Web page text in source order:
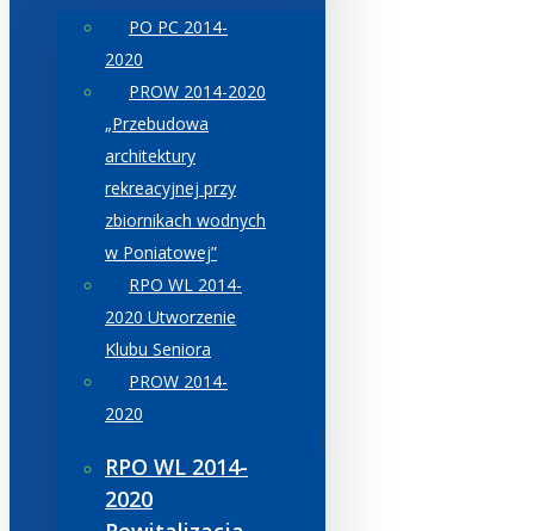
PO PC 2014-
2020
PROW 2014-2020
„Przebudowa
architektury
rekreacyjnej przy
zbiornikach wodnych
w Poniatowej”
RPO WL 2014-
2020 Utworzenie
Klubu Seniora
PROW 2014-
2020
RPO WL 2014-
2020